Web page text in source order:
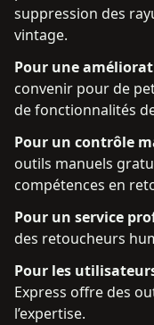
suppression des
vintage.
Pour une
convenir pour de
de fonctionnalités
Pour un contrôle
outils manuels
compétences en
Pour un service
des retoucheurs
Pour les
Express offre des
l’expertise.